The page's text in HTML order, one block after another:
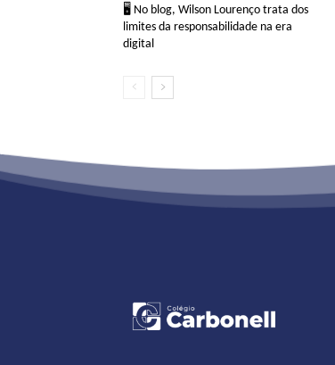
🖥 No blog, Wilson Lourenço trata dos
limites da responsabilidade na era
digital